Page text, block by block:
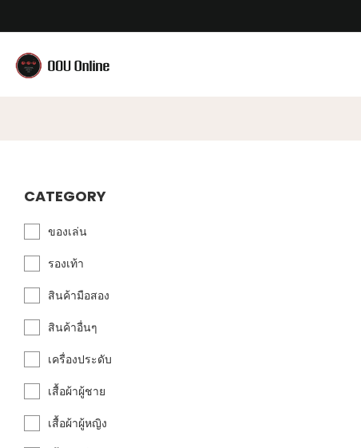
CATEGORY
ของเล่น
รองเท้า
สินค้ามือสอง
สินค้าอื่นๆ
เครื่องประดับ
เสื้อผ้าผู้ชาย
เสื้อผ้าผู้หญิง